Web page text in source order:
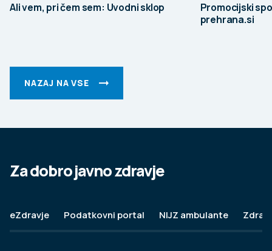
Ali vem, pri čem sem: Uvodni sklop
Promocijski
prehrana.si
NAZAJ NA VSE
Za dobro javno zdravje
eZdravje Podatkovni portal NIJZ ambulante